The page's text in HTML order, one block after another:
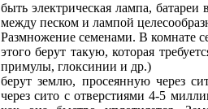
быть электрическая лампа,
между песком и лампой
Размножение семенами. В комнате
этого берут такую, которая
примулы, глоксинии и др.)
берут землю, просеянную через
через сито с отверстиями 4-5